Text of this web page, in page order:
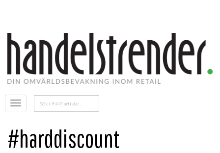
Öppna
menyn
Sök
efter:
#harddiscount